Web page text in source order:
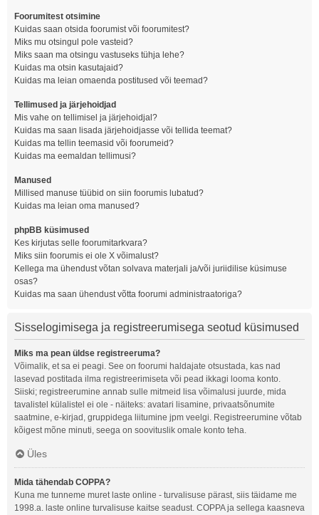
Foorumitest otsimine
Kuidas saan otsida foorumist või foorumitest?
Miks mu otsingul pole vasteid?
Miks saan ma otsingu vastuseks tühja lehe?
Kuidas ma otsin kasutajaid?
Kuidas ma leian omaenda postitused või teemad?
Tellimused ja järjehoidjad
Mis vahe on tellimisel ja järjehoidjal?
Kuidas ma saan lisada järjehoidjasse või tellida teemat?
Kuidas ma tellin teemasid või foorumeid?
Kuidas ma eemaldan tellimusi?
Manused
Millised manuse tüübid on siin foorumis lubatud?
Kuidas ma leian oma manused?
phpBB küsimused
Kes kirjutas selle foorumitarkvara?
Miks siin foorumis ei ole X võimalust?
Kellega ma ühendust võtan solvava materjali ja/või juriidilise küsimuse
osas?
Kuidas ma saan ühendust võtta foorumi administraatoriga?
Sisselogimisega ja registreerumisega seotud küsimused
Miks ma pean üldse registreeruma?
Võimalik, et sa ei peagi. See on foorumi haldajate otsustada, kas nad
lasevad postitada ilma registreerimiseta või pead ikkagi looma konto.
Siiski; registreerumine annab sulle mitmeid lisa võimalusi juurde, mida
tavalistel külalistel ei ole - näiteks: avatari lisamine, privaatsõnumite
saatmine, e-kirjad, gruppidega liitumine jpm veelgi. Registreerumine võtab
kõigest mõne minuti, seega on soovituslik omale konto teha.
Üles
Mida tähendab COPPA?
Kuna me tunneme muret laste online - turvalisuse pärast, siis täidame me
1998.a. laste online turvalisuse kaitse seadust. COPPA ja sellega kaasneva